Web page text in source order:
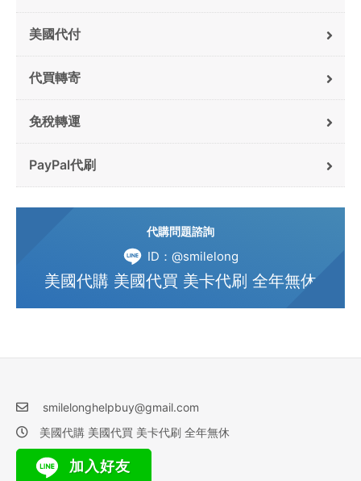
美國代付
代買轉寄
免稅轉運
PayPal代刷
代購問題諮詢
ID：@smilelong
美國代購 美國代買 美卡代刷 全年無休
smilelonghelpbuy@gmail.com
美國代購 美國代買 美卡代刷 全年無休
加入好友